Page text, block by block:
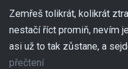
Zemřeš tolikrát, kolikrát
nestačí říct promiň, nevím
asi už to tak zůstane, a
přečtení